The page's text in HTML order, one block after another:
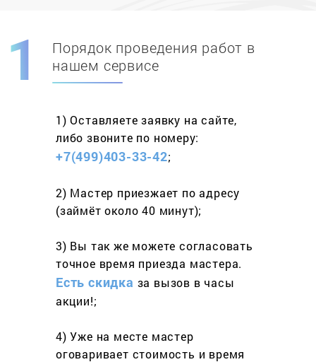
Скидка при первомзаказе на адрес
составит 15%
Работаем более 10 лет
весь спектр услуг
Порядок проведения работ в
нашем сервисе
1) Оставляете заявку на сайте,
либо звоните по номеру:
+7(499)403-33-42;
2) Мастер приезжает по адресу
(займёт около 40 минут);
3) Вы так же можете согласовать
точное время приезда мастера.
Есть скидка за вызов в часы
акции!;
4) Уже на месте мастер
оговаривает стоимость и время